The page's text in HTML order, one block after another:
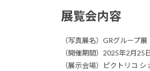
展覧会内容
（写真展名）GRグループ
（開催期間）2025年2月25
（展示会場）ピクトリコ